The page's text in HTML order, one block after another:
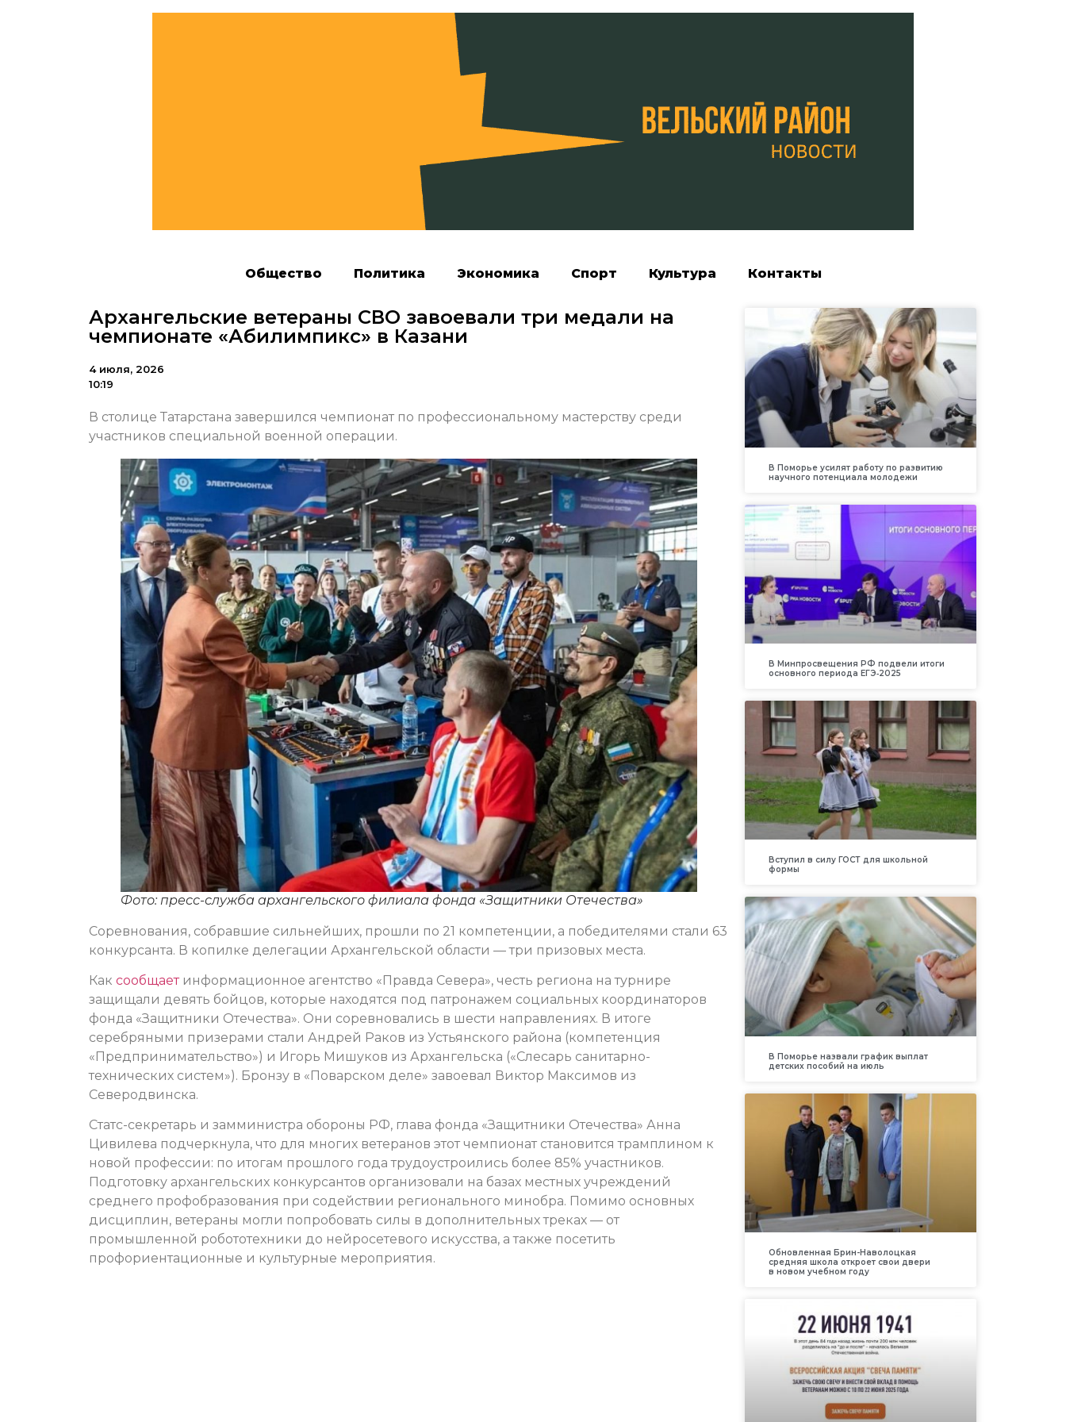
Общество Политика Экономика Спорт Культура Контакты
Архангельские ветераны СВО завоевали три медали на
чемпионате «Абилимпикс» в Казани
4 июля, 2026
10:19
В столице Татарстана завершился чемпионат по профессиональному мастерству среди
участников специальной военной операции.
Фото: пресс-служба архангельского филиала фонда «Защитники Отечества»
Соревнования, собравшие сильнейших, прошли по 21 компетенции, а победителями стали 63
конкурсанта. В копилке делегации Архангельской области — три призовых места.
Как сообщаетинформационное агентство «Правда Севера», честь региона на турнире
защищали девять бойцов, которые находятся под патронажем социальных координаторов
фонда «Защитники Отечества». Они соревновались в шести направлениях. В итоге
серебряными призерами стали Андрей Раков из Устьянского района (компетенция
«Предпринимательство») и Игорь Мишуков из Архангельска («Слесарь санитарно-
технических систем»). Бронзу в «Поварском деле» завоевал Виктор Максимов из
Северодвинска.
Статс-секретарь и замминистра обороны РФ, глава фонда «Защитники Отечества» Анна
Цивилева подчеркнула, что для многих ветеранов этот чемпионат становится трамплином к
новой профессии: по итогам прошлого года трудоустроились более 85% участников.
Подготовку архангельских конкурсантов организовали на базах местных учреждений
среднего профобразования при содействии регионального минобра. Помимо основных
дисциплин, ветераны могли попробовать силы в дополнительных треках — от
промышленной робототехники до нейросетевого искусства, а также посетить
профориентационные и культурные мероприятия.
В Поморье усилят работу по развитию
научного потенциала молодежи
В Минпросвещения РФ подвели итоги
основного периода ЕГЭ‑2025
Вступил в силу ГОСТ для школьной
формы
В Поморье назвали график выплат
детских пособий на июль
Обновленная Брин-Наволоцкая
средняя школа откроет свои двери
в новом учебном году